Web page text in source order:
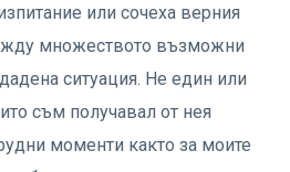
или сочеха верния
множеството възможни
ситуация. Не един или
съм получавал от нея
моменти както за моите